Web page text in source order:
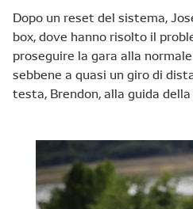
Dopo un reset del sistema,
box, dove hanno risolto il
proseguire la gara alla
sebbene a quasi un giro di
testa, Brendon, alla guida